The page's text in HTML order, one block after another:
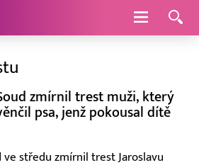
Navigace
zmírnil trest muži, který
psa, jenž pokousal dítě
ve středu zmírnil trest Jaroslavu